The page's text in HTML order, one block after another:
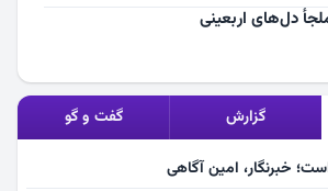
دل‌های اربعینی
گزارش گفت و گو
خبرنگار، امین آگاهی